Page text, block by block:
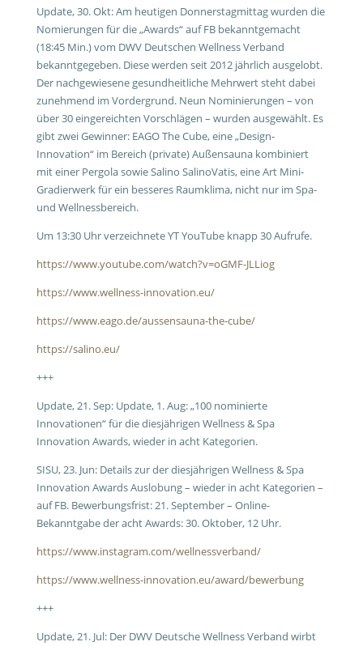
Update, 30. Okt: Am heutigen Donnerstagmittag wurden die
Nomierungen für die „Awards“ auf FB bekanntgemacht
(18:45 Min.) vom DWV Deutschen Wellness Verband
bekanntgegeben. Diese werden seit 2012 jährlich ausgelobt.
Der nachgewiesene gesundheitliche Mehrwert steht dabei
zunehmend im Vordergrund. Neun Nominierungen – von
über 30 eingereichten Vorschlägen – wurden ausgewählt. Es
gibt zwei Gewinner: EAGO The Cube, eine „Design-
Innovation“ im Bereich (private) Außensauna kombiniert
mit einer Pergola sowie Salino SalinoVatis, eine Art Mini-
Gradierwerk für ein besseres Raumklima, nicht nur im Spa-
und Wellnessbereich.
Um 13:30 Uhr verzeichnete YT YouTube knapp 30 Aufrufe.
https://www.youtube.com/watch?v=oGMF-JLLiog
https://www.wellness-innovation.eu/
https://www.eago.de/aussensauna-the-cube/
https://salino.eu/
+++
Update, 21. Sep: Update, 1. Aug: „100 nominierte
Innovationen“ für die diesjährigen Wellness & Spa
Innovation Awards, wieder in acht Kategorien.
SISU, 23. Jun: Details zur der diesjährigen Wellness & Spa
Innovation Awards Auslobung – wieder in acht Kategorien –
auf FB. Bewerbungsfrist: 21. September – Online-
Bekanntgabe der acht Awards: 30. Oktober, 12 Uhr.
https://www.instagram.com/wellnessverband/
https://www.wellness-innovation.eu/award/bewerbung
+++
Update, 21. Jul: Der DWV Deutsche Wellness Verband wirbt